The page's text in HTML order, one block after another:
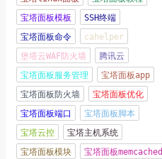
宝塔面板模板
SSH终端
宝塔面板命令
cahelper
堡塔云WAF防火墙
腾讯云
宝塔面板服务管理
宝塔面板app
宝塔面板防火墙
宝塔面板优化
宝塔面板端口
宝塔面板脚本
宝塔云控
宝塔主机系统
宝塔面板模块
宝塔面板memcached